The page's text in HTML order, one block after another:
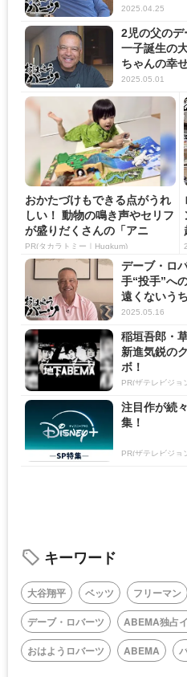
2025.04.25
2児の父の
一子誕生の
ちゃんの幸
2025.05.01
おかたづけもできる点がうれ
しい！ 動物の鳴き声やセリフ
が盛りだくさんの「アニ
ア ...
PR(タカラトミー｜Hugkum)
デーブ・ロ
手“投手”へ
遠くないう
2025.05.16
稲垣吾郎・
新進気鋭の
ボ！
PR(ザテレビジョ
注目作が続
集！
PR(ザテレビジョ
キーワード
大谷翔平 ベッツ フリーマン
デーブ・ロバーツ
ABEMA独占
おはようロバーツ
ABEMA